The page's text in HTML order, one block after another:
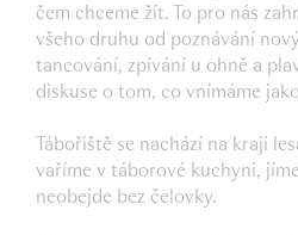
čem chceme žít. To pro nás
všeho druhu od poznávání
tancování, zpívání u ohně a
diskuse o tom, co vnímáme
Tábořiště se nachází na kraji
vaříme v táborové kuchyni,
neobejde bez čelovky.